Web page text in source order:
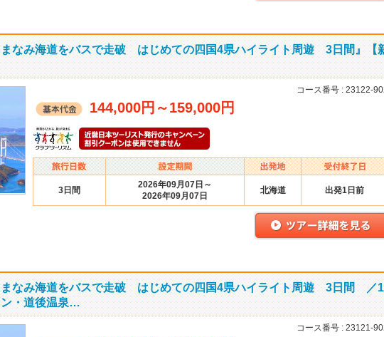
なみ海道をバスで走破 はじめての四国4県ハイライト周遊 3日間』【
コース番号 : 23122-
144,000円 ～159,000円
3日間
2026年09月07日～
2026年09月07日
北海道 出発1日前
まなみ海道をバスで走破 はじめての四国4県ハイライト周遊 3日間 ／1
・道後温泉…
コース番号 : 23121-